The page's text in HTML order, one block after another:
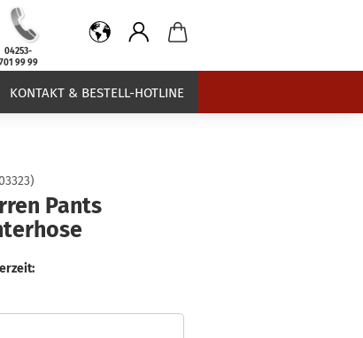
04253-
701 99 99
KONTAKT & BESTELL-HOTLINE
)
Pants